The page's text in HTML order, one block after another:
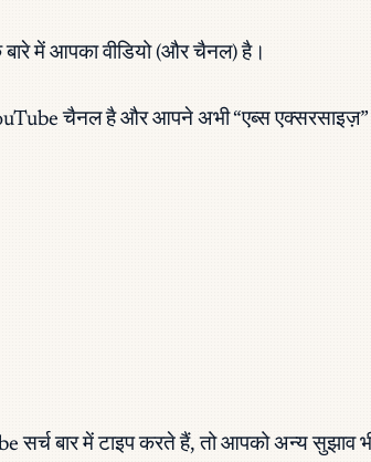
में आपका वीडियो (और चैनल) है।
चैनल है और आपने अभी “एब्स एक्सरसाइज़”
सर्च बार में टाइप करते हैं, तो आपको अन्य सुझाव